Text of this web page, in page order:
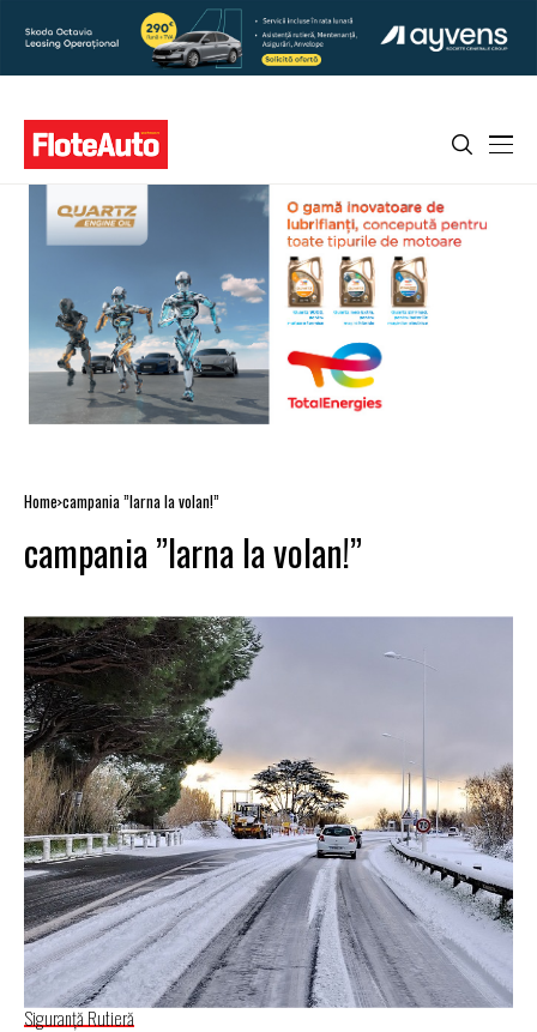
Home campania ”Iarna la volan!”
campania ”Iarna la volan!”
Siguranţă Rutieră